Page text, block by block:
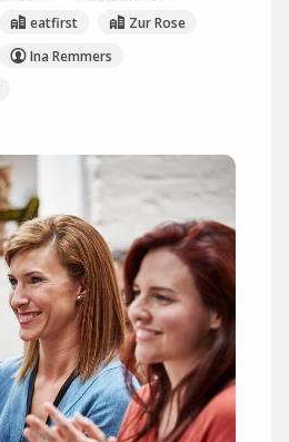
eatfirst
Zur Rose
Ina Remmers